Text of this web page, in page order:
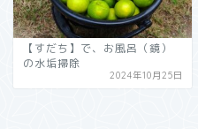
【すだち】で、お風呂（鏡）
の水垢掃除
2024年10月25日